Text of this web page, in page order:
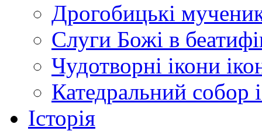
Дрогобицькі
Слуги Божі в
Чудотворні ікони
Катедральний собор
Історія